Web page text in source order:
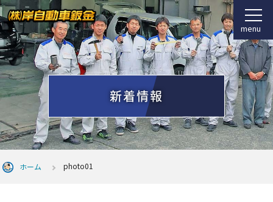
menu
新着情報
ホーム photo01